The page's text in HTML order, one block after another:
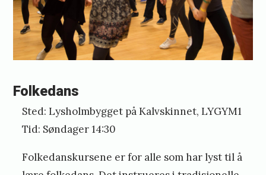
Folkedans
Sted: Lysholmbygget på Kalvskinnet, LYGYM1
Tid: Søndager 14:30
Folkedanskursene er for alle som har lyst til å